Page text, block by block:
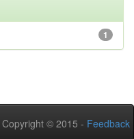
1
Copyright © 2015 - Feedback